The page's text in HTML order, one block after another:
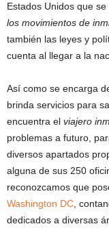
Estados Unidos que
los movimientos de
también las leyes y
cuenta al llegar a la
Así como se encarga
brinda servicios para
encuentra el viajero
problemas a futuro,
diversos apartados
alguna de sus 250
reconozcamos que
Washington DC ,
dedicados a diversas